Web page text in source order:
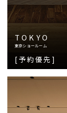
TOKYO
東京ショールーム
[予約優先]